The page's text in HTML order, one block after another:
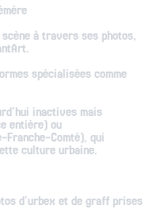
à travers ses photos,
spécialisées comme
inactives mais
entière) ou
Franche-Comté), qui
culture urbaine.
d'urbex et de graff prises